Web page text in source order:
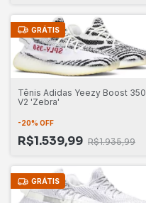
GRÁTIS
Tênis Adidas Yeezy Boost 350
V2 'Zebra'
-20% OFF
R$1.539,99 R$1.935,99
GRÁTIS